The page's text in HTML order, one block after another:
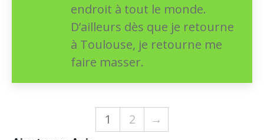
endroit à tout le monde.
D’ailleurs dès que je retourne
à Toulouse, je retourne me
faire masser.
1 2 →